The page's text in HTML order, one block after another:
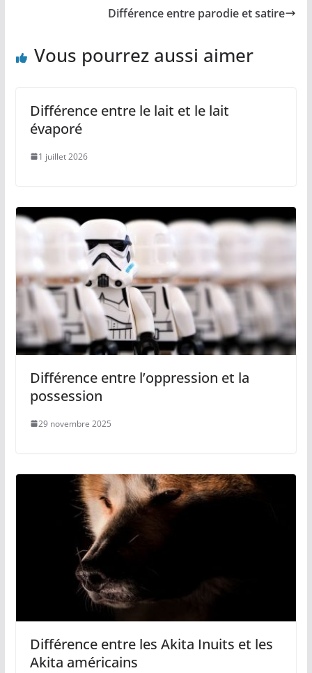
Différence entre parodie et satire
Vous pourrez aussi aimer
Différence entre le lait et le lait
évaporé
1 juillet 2026
Différence entre l’oppression et la
possession
29 novembre 2025
Différence entre les Akita Inuits et les
Akita américains